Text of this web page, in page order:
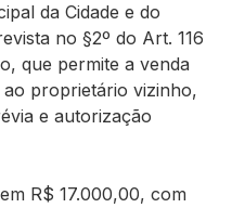
da Cidade e do
no §2º do Art. 116
que permite a venda
proprietário vizinho,
e autorização
R$ 17.000,00, com